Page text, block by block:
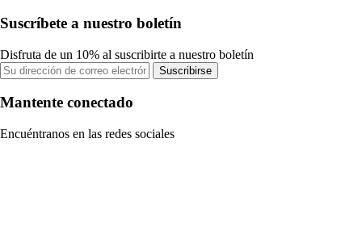
Suscríbete a nuestro boletín
Disfruta de un 10% al suscribirte a nuestro boletín
Suscribirse
Mantente conectado
Encuéntranos en las redes sociales